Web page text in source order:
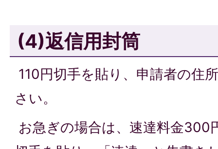
(4)返信用封筒
110円切手を貼り、申請者の住
さい。
お急ぎの場合は、速達料金300